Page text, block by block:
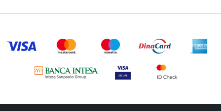
Ogledalo (6)
Pepe Jeans Ranac
Putni program (47)
Šminka (187)